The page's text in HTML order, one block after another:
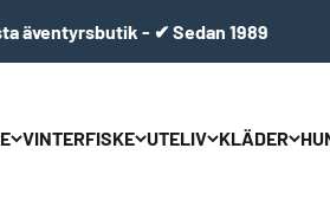
äventyrsbutik - ✔ Sedan 1989
VINTERFISKE UTELIV KLÄDER